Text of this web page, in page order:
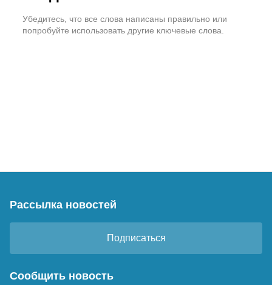
Убедитесь, что все слова написаны правильно или
попробуйте использовать другие ключевые слова.
Рассылка новостей
Подписаться
Сообщить новость